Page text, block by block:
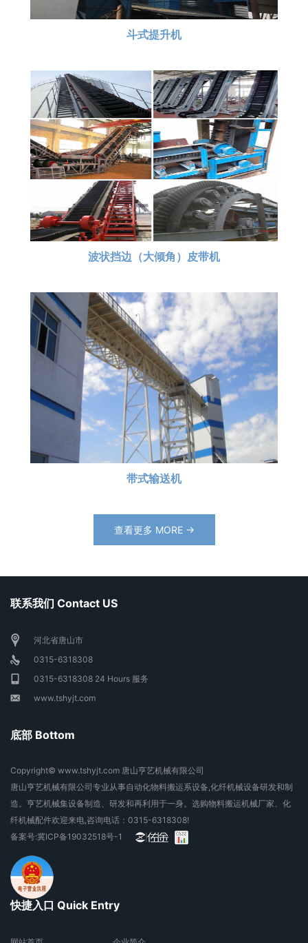
斗式提升机
波状挡边（大倾角）皮带机
带式输送机
查看更多 MORE →
联系我们 Contact US
河北省唐山市
0315-6318308
0315-6318308 24 Hours 服务
www.tshyjt.com
底部 Bottom
Copyright© www.tshyjt.com 唐山亨艺机械有限公司
唐山亨艺机械有限公司专业从事自动化物料搬运系设备,化纤机械设备研发和制
造。亨艺机械集设备制造、研发和再利用于一身。选购物料搬运机械厂家、化
纤机械配件欢迎来电,咨询电话：0315-6318308!
备案号:冀ICP备19032518号-1
快捷入口 Quick Entry